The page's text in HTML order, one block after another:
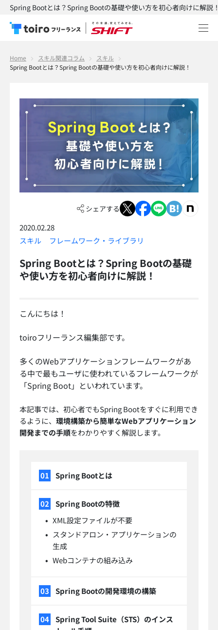
Spring Bootとは？Spring Bootの基礎や使い方を初心者向けに解説
Home スキル関連コラム
スキル
Spring Bootとは？Spring Bootの基礎や使い方を初心者向けに解説！
シェアする
2020.02.28
スキル
フレームワーク・ライブラリ
Spring Bootとは？Spring Bootの基礎
や使い方を初心者向けに解説！
こんにちは！
toiroフリーランス編集部です。
多くのWebアプリケーションフレームワークがあ
る中で最もユーザに使われているフレームワークが
「Spring Boot」といわれています。
本記事では、初心者でもSpring Bootをすぐに利用でき
るように、 環境構築から簡単なWebアプリケーション
開発までの手順をわかりやすく解説します。
Spring Bootとは
Spring Bootの特徴
XML設定ファイルが不要
スタンドアロン・アプリケーションの
生成
Webコンテナの組み込み
Spring Bootの開発環境の構築
Spring Tool Suite（STS）のインス